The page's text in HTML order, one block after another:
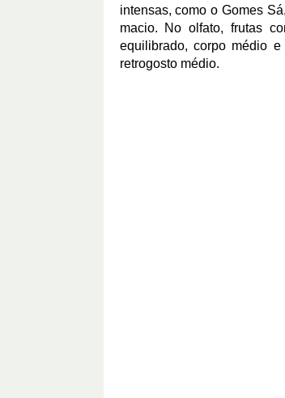
intensas, como o Gomes
macio. No olfato, frutas
equilibrado, corpo médio
retrogosto médio.